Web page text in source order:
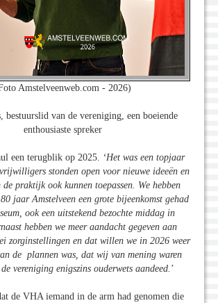
Amstelveenweb.com - 2026)
bestuurslid van de vereniging, een boeiende
enthousiaste spreker
een terugblik op 2025. ‘Het was een topjaar
stonden open voor nieuwe ideeën en
praktijk ook kunnen toepassen. We hebben
jaar Amstelveen een grote bijeenkomst gehad
ook een uitstekend bezochte middag in
hebben we meer aandacht gegeven aan
zorginstellingen en dat willen we in 2026 weer
de plannen was, dat wij van mening waren
vereniging enigszins ouderwets aandeed. ’
de VHA iemand in de arm had genomen die